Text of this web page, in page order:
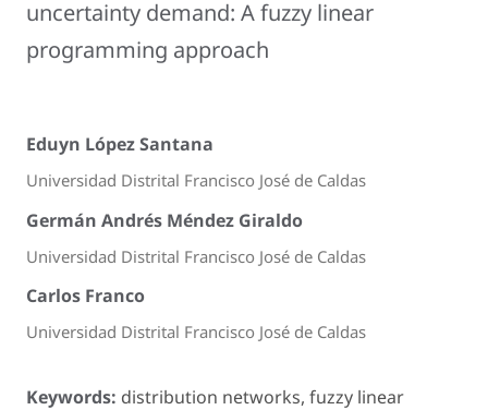
uncertainty demand: A fuzzy linear
programming approach
Eduyn López Santana
Universidad Distrital Francisco José de Caldas
Germán Andrés Méndez Giraldo
Universidad Distrital Francisco José de Caldas
Carlos Franco
Universidad Distrital Francisco José de Caldas
Keywords: distribution networks, fuzzy linear